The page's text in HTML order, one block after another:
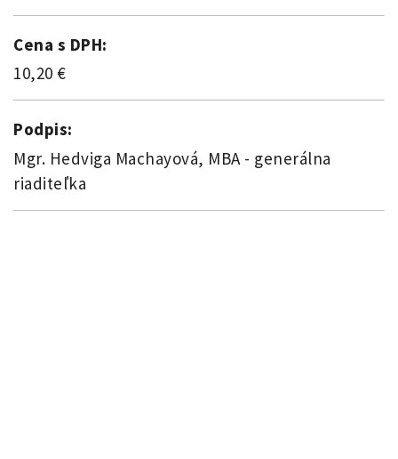
Cena s DPH:
10,20 €
Podpis:
Mgr. Hedviga Machayová, MBA - generálna
riaditeľka